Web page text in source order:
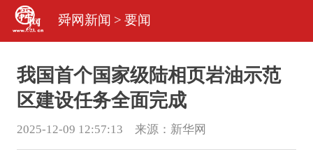
舜网新闻 > 要闻
我国首个国家级陆相页岩油示范
区建设任务全面完成
2025-12-09 12:57:13 来源： 新华网